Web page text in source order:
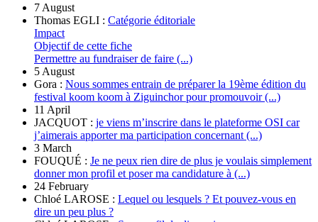
7 August
Thomas EGLI : Catégorie éditoriale
Impact
Objectif de cette fiche
Permettre au fundraiser de faire (...)
5 August
Gora : Nous sommes entrain de préparer la 19ème édition du
festival koom koom à Ziguinchor pour promouvoir (...)
11 April
JACQUOT : je viens m’inscrire dans le plateforme OSI car
j’aimerais apporter ma participation concernant (...)
3 March
FOUQUÉ : Je ne peux rien dire de plus je voulais simplement
donner mon profil et poser ma candidature à (...)
24 February
Chloé LAROSE : Lequel ou lesquels ? Et pouvez-vous en
dire un peu plus ?